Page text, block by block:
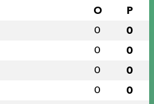
O P
0 0
0 0
0 0
0 0